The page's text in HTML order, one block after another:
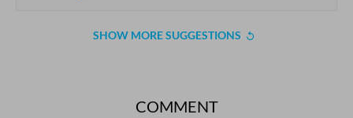
SHOW MORE SUGGESTIONS
COMMENT